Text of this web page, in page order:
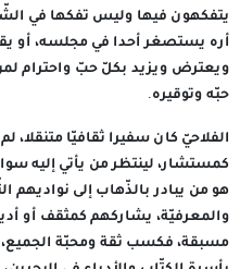
يتفكهون فيها وليس تفكها في
أره يستصغر أحدا في مجلسه، أو
ويعترض ويزيد بكلّ حبّ واحترام
حبّه وتوقيره.
الفلاحيّ كان سفيرا ثقافيّا متنقلا،
كمستشار، لينتظر من يأتي إليه
هو من يبادر بالذّهاب إلى نواديهم
والمعرفيّة، يشاركهم كمثقف أو
مسبقة، فكسب ثقة ومحبّة الجميع،